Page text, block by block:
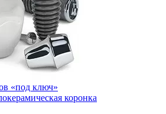
«под ключ»
коронка